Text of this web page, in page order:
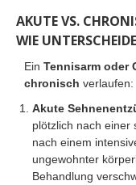
AKUTE VS.
WIE
Ein Tennisarm oder
chronisch verlaufen:
Akute
plötzlich nach einer
nach einem
ungewohnter
Behandlung